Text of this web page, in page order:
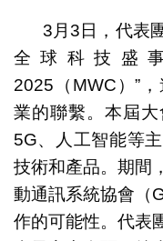
3月3日，代表
全球科技盛
2025（MWC）”
業的聯繫。本屆
5G、人工智能等
技術和產品。期間
動通訊系統協會（
作的可能性。代表